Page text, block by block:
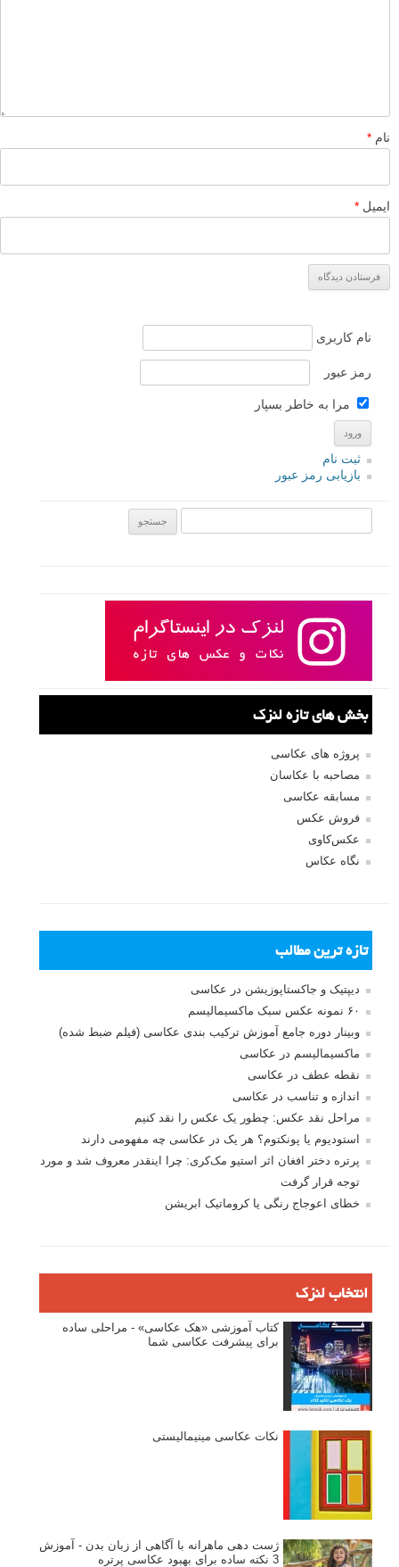
نام *
ایمیل *
نام کاربری
رمز عبور
مرا به خاطر بسپار
ثبت نام
بازیابی رمز عبور
بخش های تازه لنزک
پروژه های عکاسی
مصاحبه با عکاسان
مسابقه عکاسی
فروش عکس
عکس‌کاوی
نگاه عکاس
تازه ترین مطالب
دیپتیک و جاکستا‌پوزیشن در عکاسی
۶۰ نمونه عکس سبک ماکسیمالیسم
وبینار دوره جامع آموزش ترکیب بندی عکاسی (فیلم ضبط شده)
ماکسیمالیسم در عکاسی
نقطه عطف در عکاسی
اندازه و تناسب در عکاسی
مراحل نقد عکس: چطور یک عکس را نقد کنیم
استودیوم یا پونکتوم؟ هر یک در عکاسی چه مفهومی دارند
پرتره دختر افغان اثر استیو مک‌کری: چرا اینقدر معروف شد و مورد
توجه قرار گرفت
خطای اعوجاج رنگی یا کروماتیک ابریشن
انتخاب لنزک
کتاب آموزشی «هک عکاسی» - مراحلی ساده
برای پیشرفت عکاسی شما
نکات عکاسی مینیمالیستی
ژست دهی ماهرانه با آگاهی از زبان بدن - آموزش
3 نکته ساده برای بهبود عکاسی پرتره